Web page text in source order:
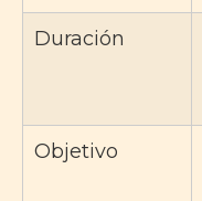
Duración
Objetivo